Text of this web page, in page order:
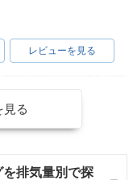
レビューを見る
見る
排気量別で探